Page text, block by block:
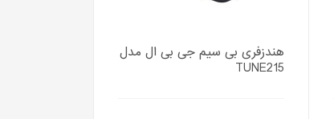
هندزفری بی سیم جی بی ال مدل
TUNE215